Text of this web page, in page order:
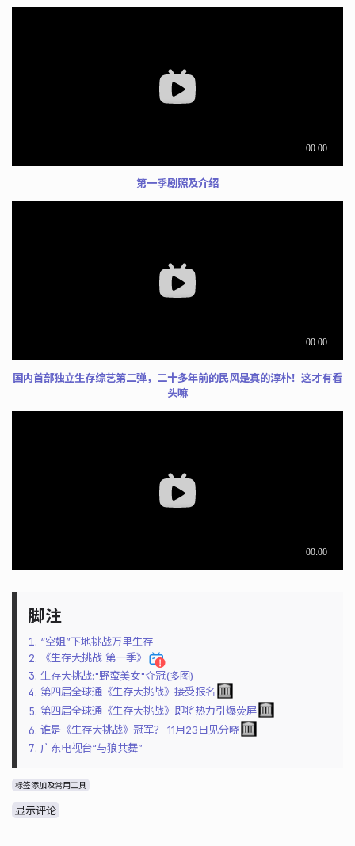
第一季剧照及介绍
国内首部独立生存综艺第二弹，二十多年前的民风是真的淳朴！这才有看
头嘛
1. “空姐”下地挑战万里生存
2 《生存大挑战 第一季》
3. 生存大挑战:"野蛮美女"夺冠(多图)
4 第四届全球通《生存大挑战》接受报名
5 第四届全球通《生存大挑战》即将热力引爆荧屏
6 谁是《生存大挑战》冠军？ 11月23日见分晓
7. 广东电视台“与狼共舞”
标签添加及常用工具
显示评论